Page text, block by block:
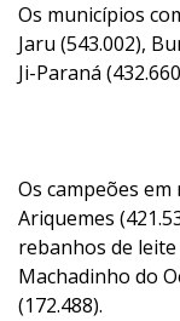
Os municípios
Jaru (543.002),
Ji-Paraná
Os campeões
Ariquemes
rebanhos de
Machadinho do
(172.488).